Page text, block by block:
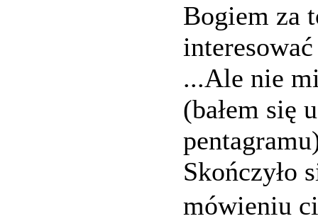
Bogiem za
...Ale nie
(bałem się
Skończyło
mówieniu